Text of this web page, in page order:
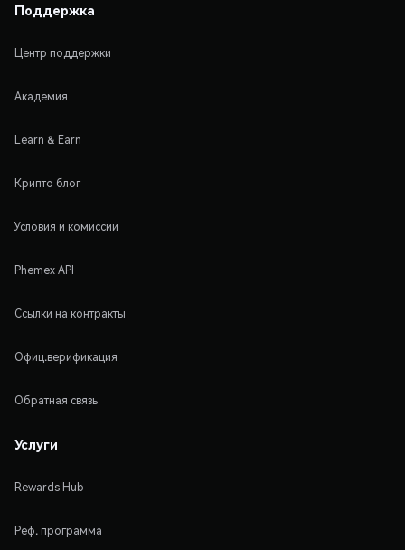
Поддержка
Центр поддержки
Академия
Learn & Earn
Крипто блог
Условия и комиссии
Phemex API
Ссылки на контракты
Офиц.верификация
Обратная связь
Услуги
Rewards Hub
Реф. программа